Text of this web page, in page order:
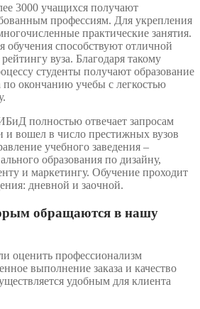
3000 учащихся получают
профессиям. Для укрепления
практические занятия.
обучения способствуют отличной
вуза. Благодаря такому
студенты получают образование
окончанию учебы с легкостью
полностью отвечает запросам
и вошел в число престижных вузов
учебного заведения –
образования по дизайну,
и маркетингу. Обучение проходит
дневной и заочной.
обращаются в нашу
оценить профессионализм
выполнение заказа и качество
удобным для клиента